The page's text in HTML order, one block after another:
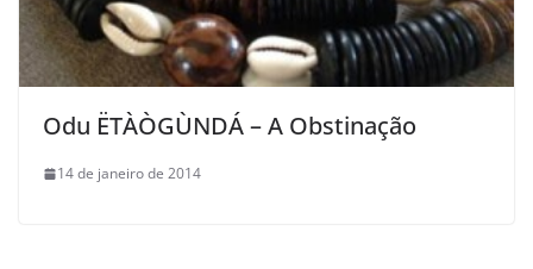
Odu ËTÀÒGÙNDÁ – A Obstinação
14 de janeiro de 2014